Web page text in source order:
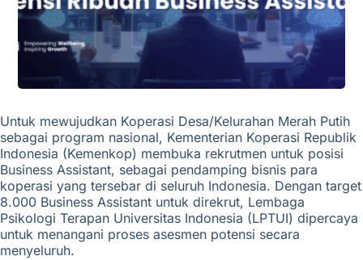
Untuk mewujudkan Koperasi Desa/Kelurahan Merah Putih
sebagai program nasional, Kementerian Koperasi Republik
Indonesia (Kemenkop) membuka rekrutmen untuk posisi
Business Assistant, sebagai pendamping bisnis para
koperasi yang tersebar di seluruh Indonesia. Dengan target
8.000 Business Assistant untuk direkrut, Lembaga
Psikologi Terapan Universitas Indonesia (LPTUI) dipercaya
untuk menangani proses asesmen potensi secara
menyeluruh.